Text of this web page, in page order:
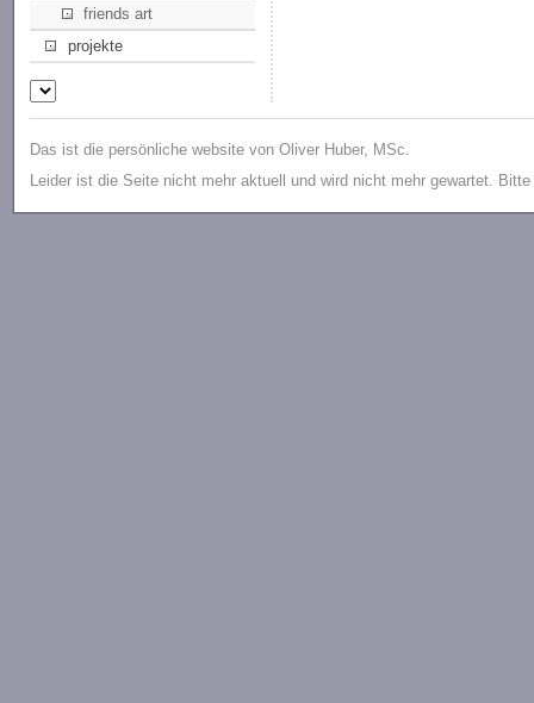
friends art
projekte
Das ist die persönliche website von Oliver Huber, MSc.
Leider ist die Seite nicht mehr aktuell und wird nicht mehr gewartet.